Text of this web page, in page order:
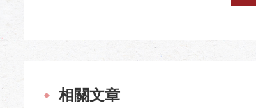
相關文章